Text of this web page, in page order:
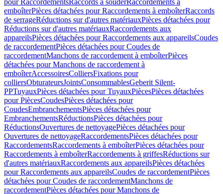
pour RaccordementsRaccords à souderRaccordements à
emboîterPièces détachées pour Raccordements à emboîterRaccords
de serrageRéductions sur d'autres matériauxPièces détachées pour
Réductions sur d'autres matériauxRaccordements aux
appareilsPièces détachées pour Raccordements aux appareilsCoudes
de raccordementPièces détachées pour Coudes de
raccordementManchons de raccordement à emboîterPièces
détachées pour Manchons de raccordement à
emboîterAccessoiresColliersFixations pour
colliersObturateursJointsConsommablesGeberit Silent-
PPTuyauxPièces détachées pour TuyauxPiècesPièces détachées
pour PiècesCoudesPièces détachées pour
CoudesEmbranchementsPièces détachées pour
EmbranchementsRéductionsPièces détachées pour
RéductionsOuvertures de nettoyagePièces détachées pour
Ouvertures de nettoyageRaccordementsPièces détachées pour
RaccordementsRaccordements à emboîterPièces détachées pour
Raccordements à emboîterRaccordements à griffesRéductions sur
d'autres matériauxRaccordements aux appareilsPièces détachées
pour Raccordements aux appareilsCoudes de raccordementPièces
détachées pour Coudes de raccordementManchons de
raccordementPièces détachées pour Manchons de